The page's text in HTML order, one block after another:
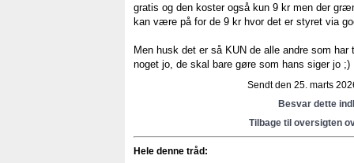
gratis og den koster også kun 9 kr men der
kan være på for de 9 kr hvor det er styret via
Men husk det er så KUN de alle andre som
noget jo, de skal bare gøre som hans siger jo ;)
Sendt den 25. marts
Besvar dette
Tilbage til oversigten
Hele denne tråd: